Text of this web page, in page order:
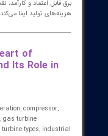
فسیلی کمک کند.